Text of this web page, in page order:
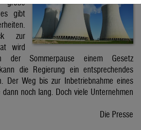
große
gibt
zur
wird
der Sommerpause einem Gesetz
die Regierung ein entsprechendes
Der Weg bis zur Inbetriebnahme eines
noch lang. Doch viele Unternehmen
Die Presse